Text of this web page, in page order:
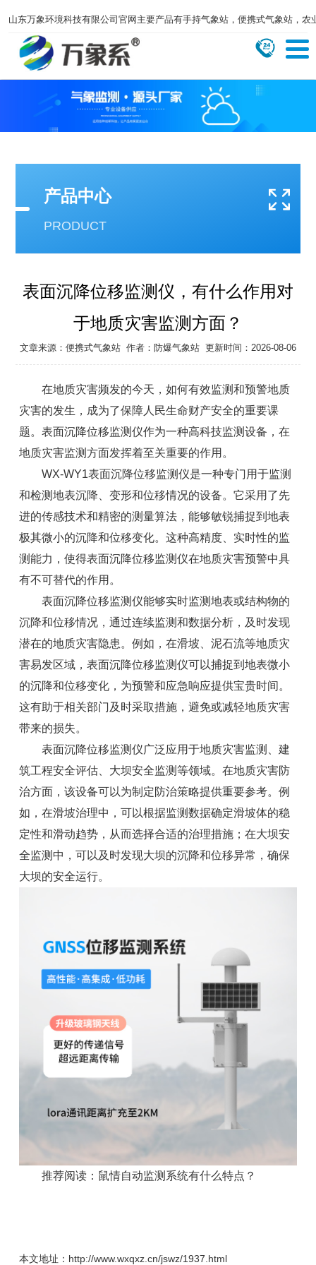
山东万象环境科技有限公司官网主要产品有手持气象站，便携式气象站，
产品中心
PRODUCT
表面沉降位移监测仪，有什么作用对
于地质灾害监测方面？
文章来源： 便携式气象站 作者： 防爆气象站 更新时间：2026-08-06
在地质灾害频发的今天，如何有效监测和预警地质
灾害的发生，成为了保障人民生命财产安全的重要课
题。表面沉降位移监测仪作为一种高科技监测设备，在
地质灾害监测方面发挥着至关重要的作用。
WX-WY1表面沉降位移监测仪是一种专门用于监测
和检测地表沉降、变形和位移情况的设备。它采用了先
进的传感技术和精密的测量算法，能够敏锐捕捉到地表
极其微小的沉降和位移变化。这种高精度、实时性的监
测能力，使得表面沉降位移监测仪在地质灾害预警中具
有不可替代的作用。
表面沉降位移监测仪能够实时监测地表或结构物的
沉降和位移情况，通过连续监测和数据分析，及时发现
潜在的地质灾害隐患。例如，在滑坡、泥石流等地质灾
害易发区域，表面沉降位移监测仪可以捕捉到地表微小
的沉降和位移变化，为预警和应急响应提供宝贵时间。
这有助于相关部门及时采取措施，避免或减轻地质灾害
带来的损失。
表面沉降位移监测仪广泛应用于地质灾害监测、建
筑工程安全评估、大坝安全监测等领域。在地质灾害防
治方面，该设备可以为制定防治策略提供重要参考。例
如，在滑坡治理中，可以根据监测数据确定滑坡体的稳
定性和滑动趋势，从而选择合适的治理措施；在大坝安
全监测中，可以及时发现大坝的沉降和位移异常，确保
大坝的安全运行。
推荐阅读： 鼠情自动监测系统有什么特点？
本文地址：http://www.wxqxz.cn/jswz/1937.html